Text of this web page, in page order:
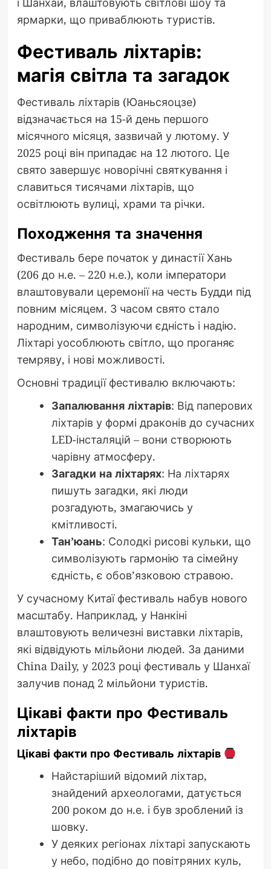
ярмарки, що приваблюють туристів.
Фестиваль ліхтарів:
магія світла та загадок
Фестиваль ліхтарів (Юаньсяоцзе)
відзначається на 15-й день першого
місячного місяця, зазвичай у лютому. У
2025 році він припадає на 12 лютого. Це
свято завершує новорічні святкування і
славиться тисячами ліхтарів, що
освітлюють вулиці, храми та річки.
Походження та значення
Фестиваль бере початок у династії Хань
(206 до н.е. – 220 н.е.), коли імператори
влаштовували церемонії на честь Будди під
повним місяцем. З часом свято стало
народним, символізуючи єдність і надію.
Ліхтарі уособлюють світло, що проганяє
темряву, і нові можливості.
Основні традиції фестивалю включають:
Запалювання ліхтарів: Від паперових
ліхтарів у формі драконів до сучасних
LED-інсталяцій – вони створюють
чарівну атмосферу.
Загадки на ліхтарях: На ліхтарях
пишуть загадки, які люди
розгадують, змагаючись у
кмітливості.
Тан’юань: Солодкі рисові кульки, що
символізують гармонію та сімейну
єдність, є обов’язковою стравою.
У сучасному Китаї фестиваль набув нового
масштабу. Наприклад, у Нанкіні
влаштовують величезні виставки ліхтарів,
які відвідують мільйони людей. За даними
China Daily, у 2023 році фестиваль у Шанхаї
залучив понад 2 мільйони туристів.
Цікаві факти про Фестиваль
ліхтарів
Цікаві факти про Фестиваль ліхтарів
Найстаріший відомий ліхтар,
знайдений археологами, датується
200 роком до н.е. і був зроблений із
шовку.
У деяких регіонах ліхтарі запускають
у небо, подібно до повітряних куль,